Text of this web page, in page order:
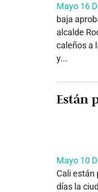
Mayo 16
baja
alcalde
caleños a
y...
Están
Mayo 10
Cali están
días la